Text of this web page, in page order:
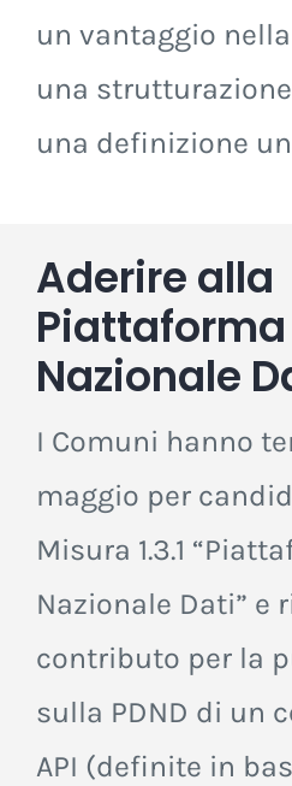
un vantaggio
una
una definizione
Aderire alla
Nazionale
I Comuni hanno
maggio per
Misura 1.3.1
Nazionale Dati” e
contributo per la
sulla PDND di un
API (definite in